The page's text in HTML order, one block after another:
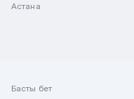
Астана
Басты бет